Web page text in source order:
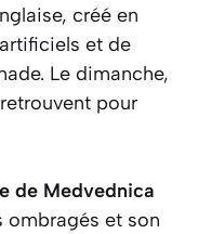
créé en
et de
Le dimanche,
pour
de Medvednica
ombragés et son